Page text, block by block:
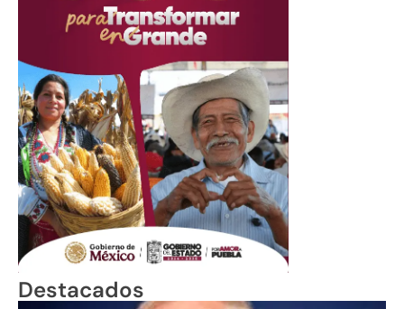
Destacados